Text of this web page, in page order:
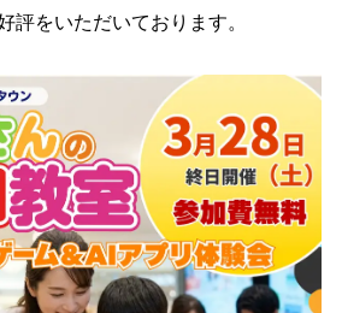
評をいただいております。